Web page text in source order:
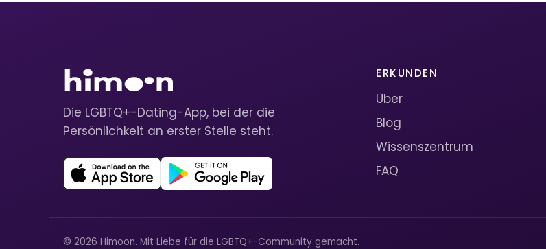
Die LGBTQ+-Dating-App, bei der die
Persönlichkeit an erster Stelle steht.
ERKUNDEN
Über
Blog
Wissenszentrum
FAQ
© 2026 Himoon. Mit Liebe für die LGBTQ+-Community gemacht.